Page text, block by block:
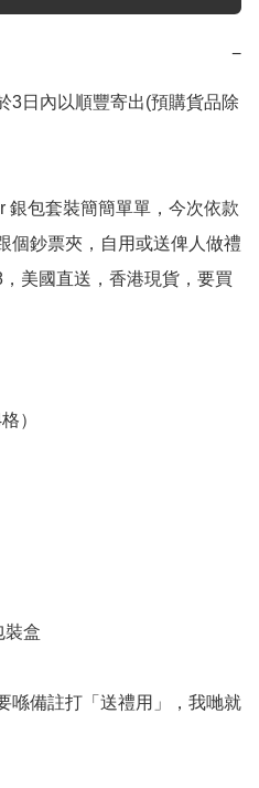
−
3日內以順豐寄出(預購貨品除
銀包套裝簡簡單單，今次依款
個鈔票夾，自用或送俾人做禮
美國直送，香港現貨，要買
）
裝盒
喺備註打「送禮用」，我哋就